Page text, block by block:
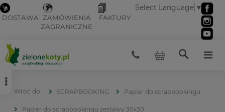
DOSTAWA ZAMÓWIENIA
ZAGRANICZNE
FAKTURY
Select Language ▼
SCRAPBOOKING Papier do scrapbookingu
Papier do scrapbookingu zestawy 30x30